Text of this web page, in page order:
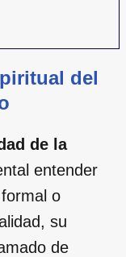
del
de la
entender
o
su
de